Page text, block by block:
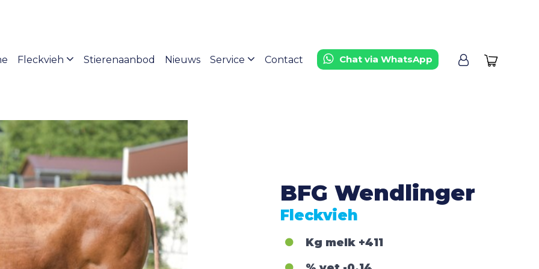
Fleckvieh Stierenaanbod Nieuws Service Contact Chat via WhatsApp
BFG Wendlinger
Fleckvieh
Kg melk+411